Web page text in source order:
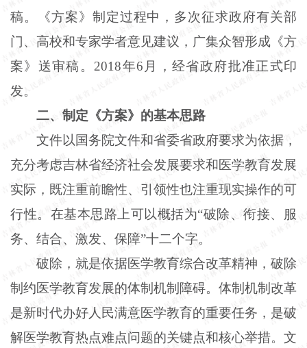
稿。《方案》制定过程中，多次征求政府有关部
门、高校和专家学者意见建议，广集众智形成《方
案》送审稿。2018年6月，经省政府批准正式印
发。
二、制定《方案》的基本思路
文件以国务院文件和省委省政府要求为依据，
充分考虑吉林省经济社会发展要求和医学教育发展
实际，既注重前瞻性、引领性也注重现实操作的可
行性。在基本思路上可以概括为“破除、衔接、服
务、结合、激发、保障”十二个字。
破除，就是依据医学教育综合改革精神，破除
制约医学教育发展的体制机制障碍。体制机制改革
是新时代办好人民满意医学教育的重要任务，是破
解医学教育热点难点问题的关键点和核心举措。文